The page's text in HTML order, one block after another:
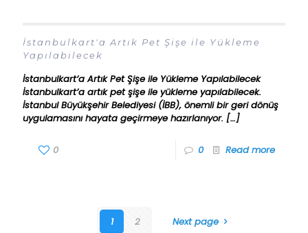
İstanbulkart'a Artık Pet Şişe ile Yükleme
Yapılabilecek
İstanbulkart’a Artık Pet Şişe ile Yükleme Yapılabilecek
İstanbulkart’a artık pet şişe ile yükleme yapılabilecek.
İstanbul Büyükşehir Belediyesi (İBB), önemli bir geri dönüş
uygulamasını hayata geçirmeye hazırlanıyor. […]
0 0 Read more
1 2 Next page